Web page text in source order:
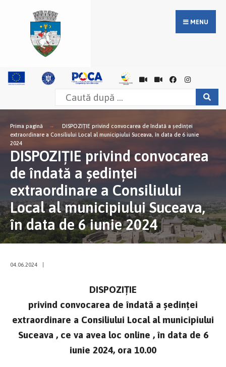
MENU
Prima pagină
DISPOZIŢIE privind convocarea de îndată a şedinţei
extraordinare a Consiliului Local al municipiului Suceava, în data de 6 iunie
2024
DISPOZIŢIE privind convocarea
de îndată a şedinţei
extraordinare a Consiliului
Local al municipiului Suceava,
în data de 6 iunie 2024
04.06.2024
DISPOZIŢIE
privind convocarea de îndată a şedinţei
extraordinare a Consiliului Local al municipiului
Suceava , ce va avea loc online , în data de 6
iunie 2024, ora 10.00